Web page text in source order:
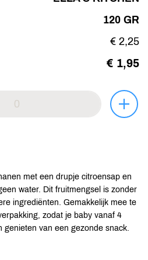
120 GR
€ 2,25
€ 1,95
met een drupje citroensap en
water. Dit fruitmengsel is zonder
ingrediënten. Gemakkelijk mee te
zodat je baby vanaf 4
genieten van een gezonde snack.